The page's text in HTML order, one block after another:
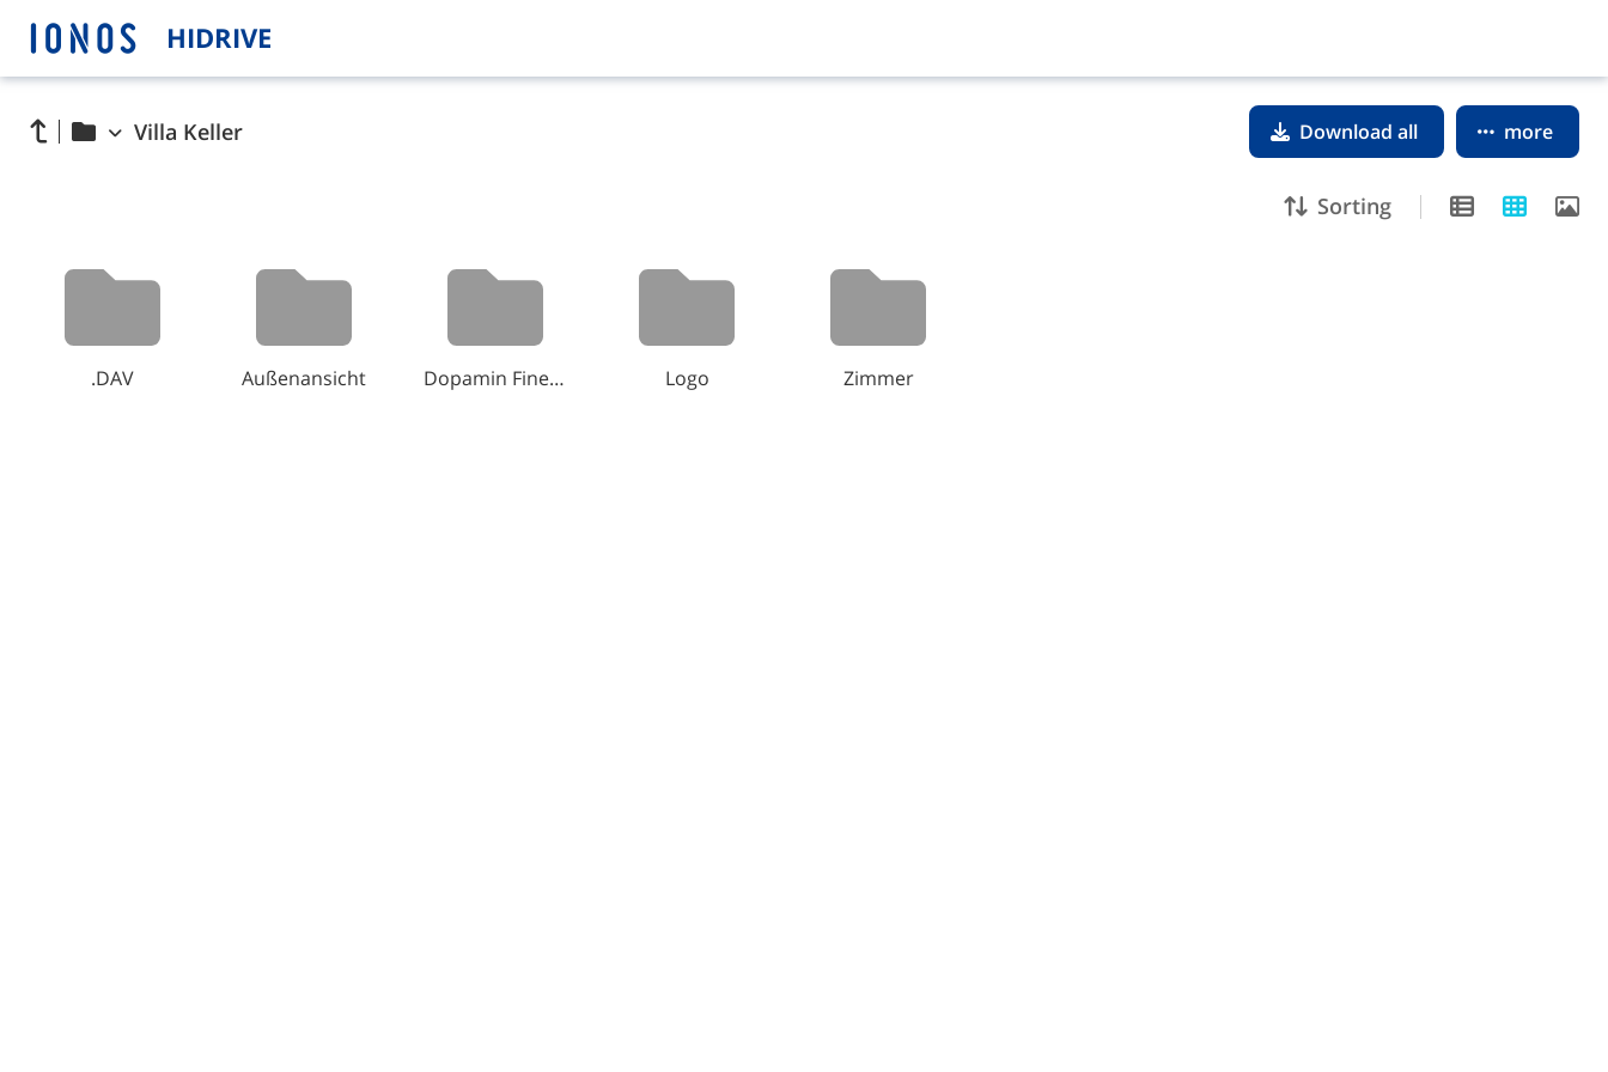
HIDRIVE
Villa Keller Download all more
Sorting
.DAV Außenansicht Dopamin Fine Dining Logo Zimmer